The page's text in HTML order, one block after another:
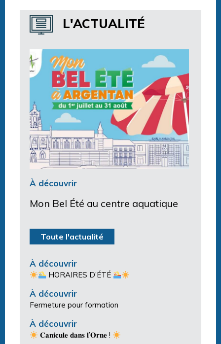
Horaires centre aquatique
L'ACTUALITÉ
À découvrir
Mon Bel Été au centre aquatique
Toute l'actualité
À découvrir
HORAIRES D’ÉTÉ
À découvrir
Fermeture pour formation
À découvrir
𝐂𝐚𝐧𝐢𝐜𝐮𝐥𝐞 𝐝𝐚𝐧𝐬 𝐥’𝐎𝐫𝐧𝐞 !